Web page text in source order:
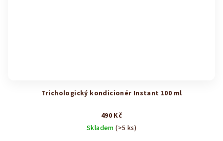
Trichologický kondicionér Instant 100 ml
490 Kč
Skladem(>5 ks)